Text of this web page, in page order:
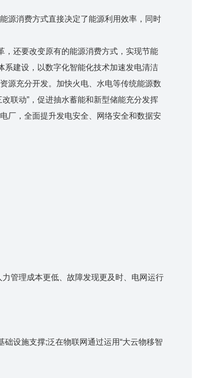
源消费方式直接决定了能源利用效率，同时
，还要改变原有的能源消费方式，实现节能
系建设，以数字化智能化技术加速发电清洁
源充分开发。加快火电、水电等传统能源数
联动”，促进抽水蓄能和新型储能充分发挥
厂，全面提升发电安全、网络安全和数据安
管理成本更低、故障发现更及时、电网运行
设施支撑;泛在物联网通过运用“大云物移智